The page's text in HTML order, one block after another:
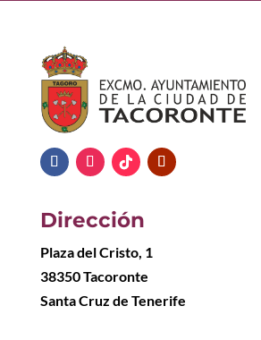
Dirección
Plaza del Cristo, 1
38350 Tacoronte
Santa Cruz de Tenerife